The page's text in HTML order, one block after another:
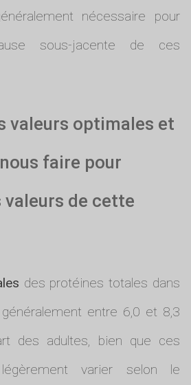
nécessaire pour
sous-jacente de ces
valeurs optimales et
faire pour
de cette
des protéines totales dans
entre 6,0 et 8,3
des adultes, bien que ces
varier selon le